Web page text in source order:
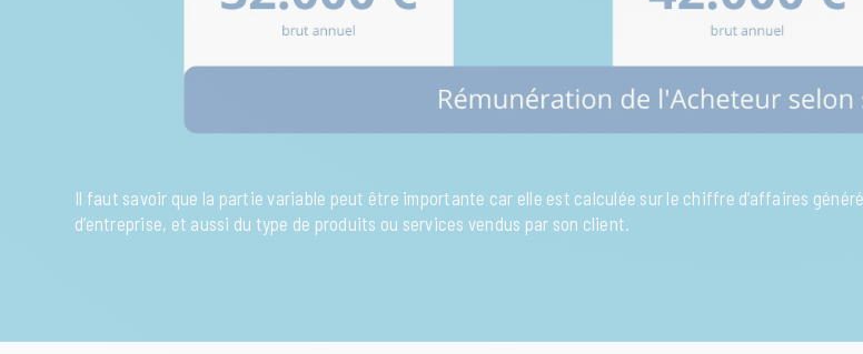
Il faut savoir que la partie variable peut être importante car elle est calculée sur le chiffre d’affaires
d’entreprise, et aussi du type de produits ou services vendus par son client.